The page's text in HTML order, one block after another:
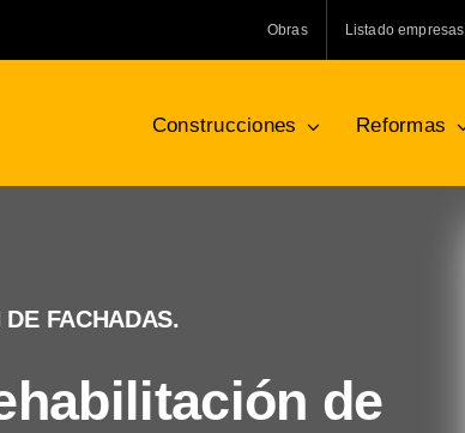
Obras Listado empresas
Construcciones Reformas
FACHADAS.
de